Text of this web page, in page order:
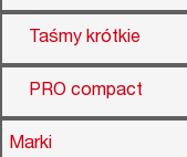
Taśmy krótkie
PRO compact
Marki